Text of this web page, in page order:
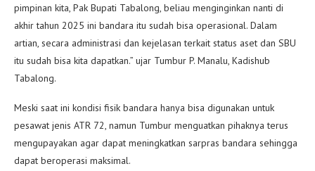
pimpinan kita, Pak Bupati Tabalong, beliau menginginkan nanti di
akhir tahun 2025 ini bandara itu sudah bisa operasional. Dalam
artian, secara administrasi dan kejelasan terkait status aset dan SBU
itu sudah bisa kita dapatkan.” ujar Tumbur P. Manalu, Kadishub
Tabalong.
Meski saat ini kondisi fisik bandara hanya bisa digunakan untuk
pesawat jenis ATR 72, namun Tumbur menguatkan pihaknya terus
mengupayakan agar dapat meningkatkan sarpras bandara sehingga
dapat beroperasi maksimal.